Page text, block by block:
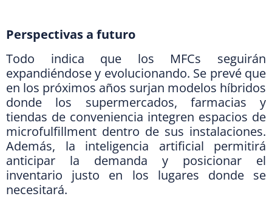
Perspectivas a futuro
Todo indica que los MFCs seguirán
expandiéndose y evolucionando. Se prevé que
en los próximos años surjan modelos híbridos
donde los supermercados, farmacias y
tiendas de conveniencia integren espacios de
microfulfillment dentro de sus instalaciones.
Además, la inteligencia artificial permitirá
anticipar la demanda y posicionar el
inventario justo en los lugares donde se
necesitará.